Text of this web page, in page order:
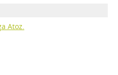
Atoz.